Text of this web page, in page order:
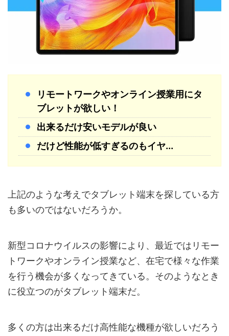
リモートワークやオンライン授業用にタ
ブレットが欲しい！
出来るだけ安いモデルが良い
だけど性能が低すぎるのもイヤ...
上記のような考えでタブレット端末を探している方
も多いのではないだろうか。
新型コロナウイルスの影響により、最近ではリモー
トワークやオンライン授業など、在宅で様々な作業
を行う機会が多くなってきている。そのようなとき
に役立つのがタブレット端末だ。
多くの方は出来るだけ高性能な機種が欲しいだろう